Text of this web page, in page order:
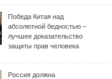
Победа Китая над
абсолютной бедностью –
лучшее доказательство
защиты прав человека
Россия должна